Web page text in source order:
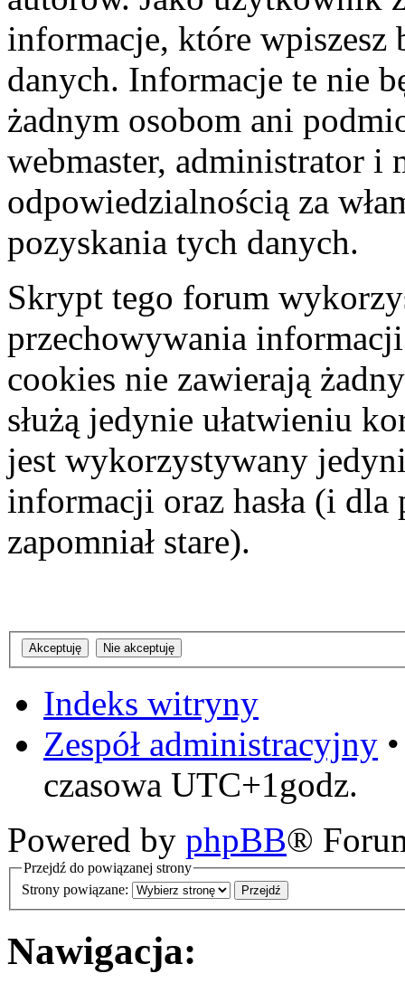
informacje, które wpiszesz
danych. Informacje te nie
żadnym osobom ani
webmaster, administrator i
odpowiedzialnością za
pozyskania tych danych.
Skrypt tego forum
przechowywania
cookies nie zawierają
służą jedynie ułatwieniu
jest wykorzystywany
informacji oraz hasła (i dla
zapomniał stare).
Indeks witryny
Zespół administracyjny
czasowa UTC+1godz.
Powered by phpBB®
Przejdź do powiązanej strony
Strony powiązane:
Nawigacja: